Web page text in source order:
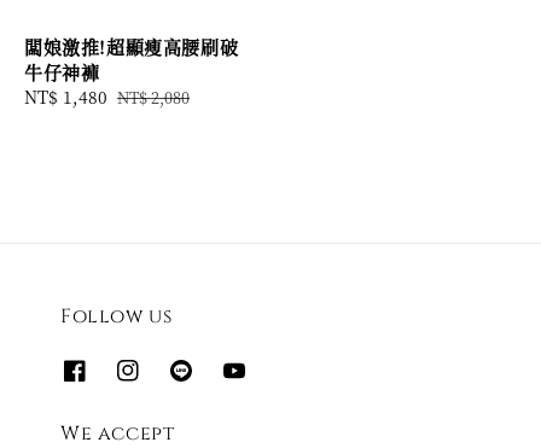
闆娘激推!超顯瘦高腰刷破
牛仔神褲
Sale
NT$ 1,480 Regular
NT$ 2,080
Follow us
We accept